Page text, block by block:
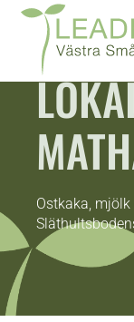
Ostkaka,